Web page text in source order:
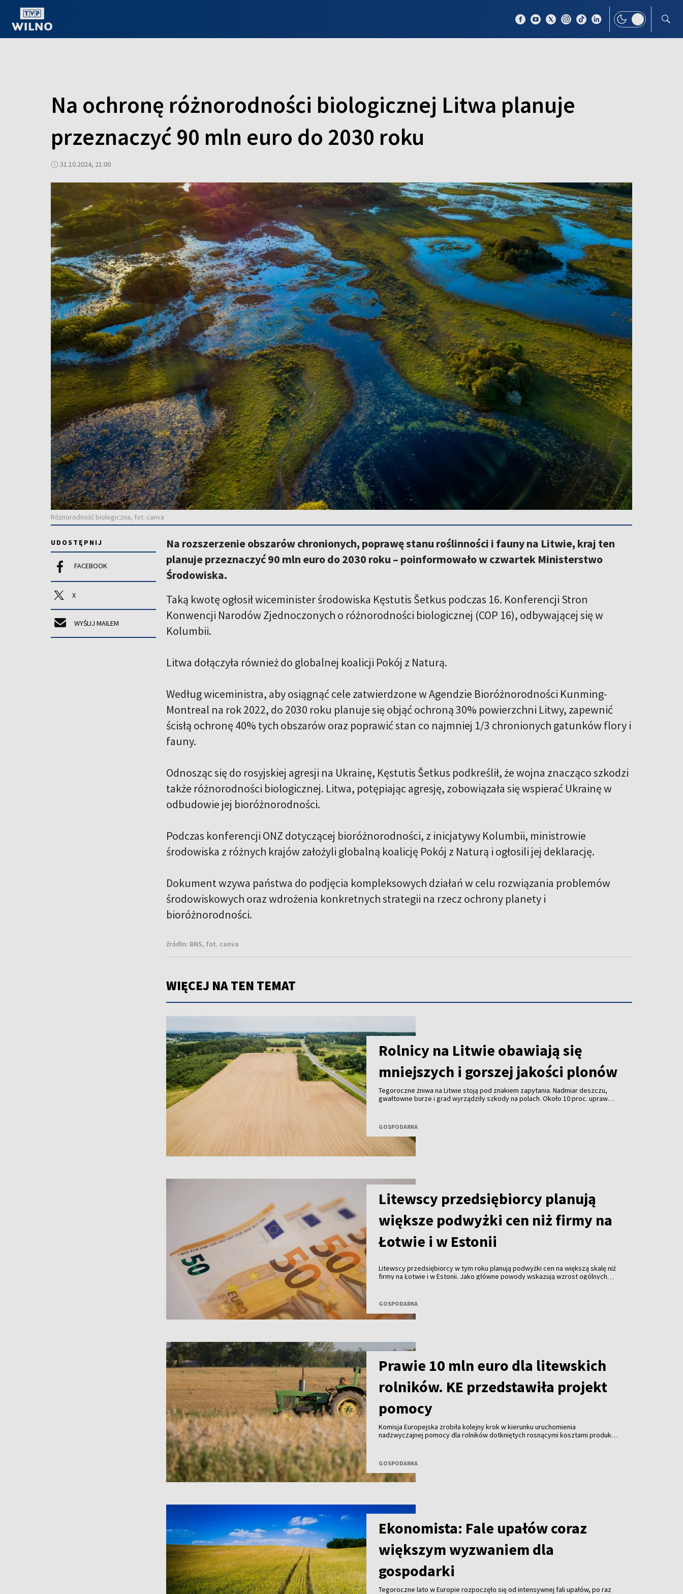
Na ochronę różnorodności biologicznej Litwa planuje
przeznaczyć 90 mln euro do 2030 roku
31.10.2024, 21:00
Różnorodność biologiczna, fot. canva
UDOSTĘPNIJ
FACEBOOK
X
WYŚLIJ MAILEM
Na rozszerzenie obszarów chronionych, poprawę stanu roślinności i fauny na Litwie, kraj ten
planuje przeznaczyć 90 mln euro do 2030 roku – poinformowało w czwartek Ministerstwo
Środowiska.
Taką kwotę ogłosił wiceminister środowiska Kęstutis Šetkus podczas 16. Konferencji Stron
Konwencji Narodów Zjednoczonych o różnorodności biologicznej (COP 16), odbywającej się w
Kolumbii.
Litwa dołączyła również do globalnej koalicji Pokój z Naturą.
Według wiceministra, aby osiągnąć cele zatwierdzone w Agendzie Bioróżnorodności Kunming-
Montreal na rok 2022, do 2030 roku planuje się objąć ochroną 30% powierzchni Litwy, zapewnić
ścisłą ochronę 40% tych obszarów oraz poprawić stan co najmniej 1/3 chronionych gatunków flory i
fauny.
Odnosząc się do rosyjskiej agresji na Ukrainę, Kęstutis Šetkus podkreślił, że wojna znacząco szkodzi
także różnorodności biologicznej. Litwa, potępiając agresję, zobowiązała się wspierać Ukrainę w
odbudowie jej bioróżnorodności.
Podczas konferencji ONZ dotyczącej bioróżnorodności, z inicjatywy Kolumbii, ministrowie
środowiska z różnych krajów założyli globalną koalicję Pokój z Naturą i ogłosili jej deklarację.
Dokument wzywa państwa do podjęcia kompleksowych działań w celu rozwiązania problemów
środowiskowych oraz wdrożenia konkretnych strategii na rzecz ochrony planety i
bioróżnorodności.
źródło: BNS, fot. canva
WIĘCEJ NA TEN TEMAT
Rolnicy na Litwie obawiają się
mniejszych i gorszej jakości plonów
Tegoroczne żniwa na Litwie stoją pod znakiem zapytania. Nadmiar deszczu,
gwałtowne burze i grad wyrządziły szkody na polach. Około 10 proc. upraw
zbiorów, ale także gorszej jakości plonów.
GOSPODARKA
Litewscy przedsiębiorcy planują
większe podwyżki cen niż firmy na
Łotwie i w Estonii
Litewscy przedsiębiorcy w tym roku planują podwyżki cen na większą skalę niż
firmy na Łotwie i w Estonii. Jako główne powody wskazują wzrost ogólnych
zlecenie banku „Luminor”.
GOSPODARKA
Prawie 10 mln euro dla litewskich
rolników. KE przedstawiła projekt
pomocy
Komisja Europejska zrobiła kolejny krok w kierunku uruchomienia
nadzwyczajnej pomocy dla rolników dotkniętych rosnącymi kosztami produkcji.
wsparcie nawet trzykrotnie, dokładając środki z własnych budżetów.
GOSPODARKA
Ekonomista: Fale upałów coraz
większym wyzwaniem dla
gospodarki
Tegoroczne lato w Europie rozpoczęło się od intensywnej fali upałów, po raz